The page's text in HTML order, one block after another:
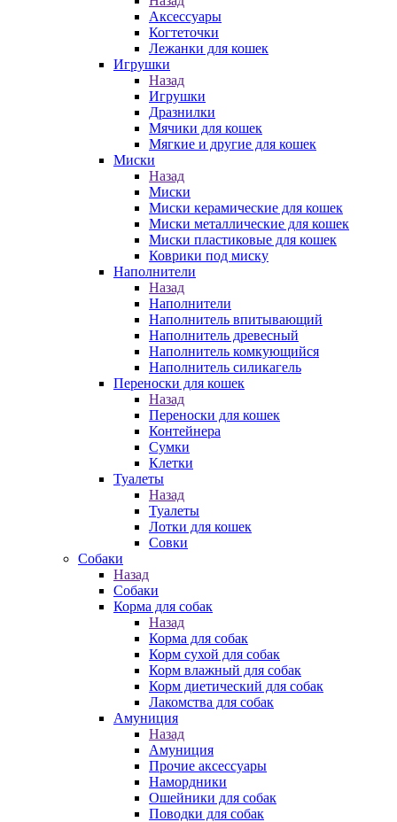
Аксессуары
Когтеточки
Лежанки для кошек
Игрушки
Назад
Игрушки
Дразнилки
Мячики для кошек
Мягкие и другие для кошек
Миски
Назад
Миски
Миски керамические для кошек
Миски металлические для кошек
Миски пластиковые для кошек
Коврики под миску
Наполнители
Назад
Наполнители
Наполнитель впитывающий
Наполнитель древесный
Наполнитель комкующийся
Наполнитель силикагель
Переноски для кошек
Назад
Переноски для кошек
Контейнера
Сумки
Клетки
Туалеты
Назад
Туалеты
Лотки для кошек
Совки
Собаки
Назад
Собаки
Корма для собак
Назад
Корма для собак
Корм сухой для собак
Корм влажный для собак
Корм диетический для собак
Лакомства для собак
Амуниция
Назад
Амуниция
Прочие аксессуары
Намордники
Ошейники для собак
Поводки для собак